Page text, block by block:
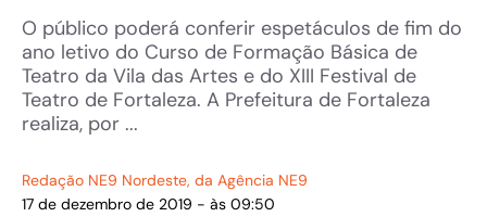
O público poderá conferir espetáculos de fim do
ano letivo do Curso de Formação Básica de
Teatro da Vila das Artes e do XIII Festival de
Teatro de Fortaleza. A Prefeitura de Fortaleza
realiza, por ...
Redação NE9 Nordeste, da Agência NE9
17 de dezembro de 2019 - às 09:50